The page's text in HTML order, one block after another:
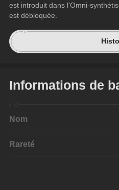
est introduit dans l'Omni-
est débloquée.
Informations de
Nom
Rareté